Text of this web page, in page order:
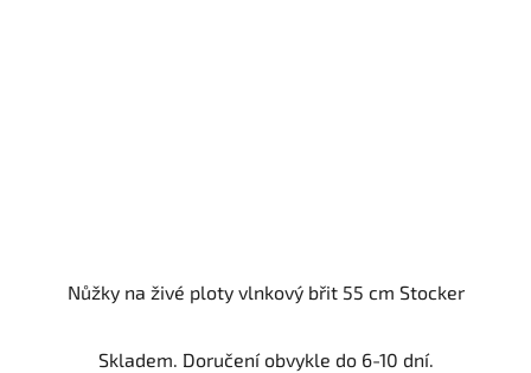
Nůžky na živé ploty vlnkový břit 55 cm Stocker
Skladem. Doručení obvykle do 6-10 dní.